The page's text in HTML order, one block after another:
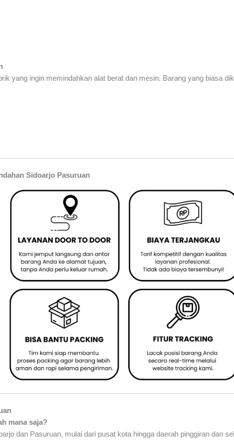
yang ingin memindahkan alat berat dan mesin. Barang yang biasa
Sidoarjo Pasuruan
mana saja?
dan Pasuruan, mulai dari pusat kota hingga daerah pinggiran dan